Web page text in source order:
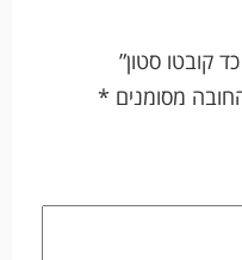
קובטו סטון”
מסומנים *